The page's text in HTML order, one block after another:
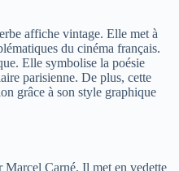
affiche vintage. Elle met à
du cinéma français.
Elle symbolise la poésie
parisienne. De plus, cette
grâce à son style graphique
Carné. Il met en vedette